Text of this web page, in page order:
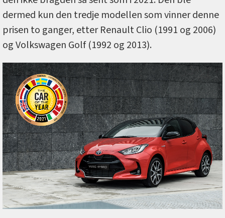
dermed kun den tredje modellen som vinner denne
prisen to ganger, etter Renault Clio (1991 og 2006)
og Volkswagen Golf (1992 og 2013).